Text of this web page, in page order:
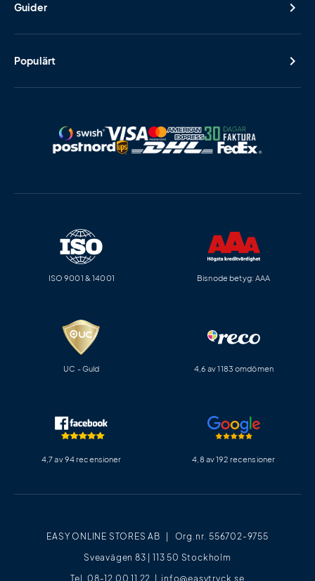
Guider
Populärt
EASY ONLINE STORES AB | Org.nr. 556702-9755
Sveavägen 83 | 113 50 Stockholm
Tel. 08-12 00 11 22 | info@easytryck.se
ISO 9001 & 14001 Bisnode betyg: AAA
UC - Guld 4,6 av 1183 omdömen
4,7 av 94 recensioner 4,8 av 192 recensioner